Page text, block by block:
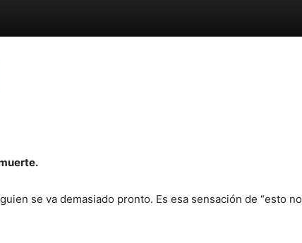
se va demasiado pronto. Es esa sensación de “esto no